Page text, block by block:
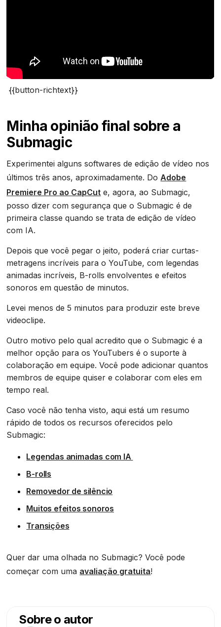
{{button-richtext}}
Minha opinião final sobre a
Submagic
Experimentei alguns softwares de edição de vídeo nos
últimos três anos, aproximadamente. Do Adobe
Premiere Pro ao CapCut e, agora, ao Submagic,
posso dizer com segurança que o Submagic é de
primeira classe quando se trata de edição de vídeo
com IA.
Depois que você pegar o jeito, poderá criar curtas-
metragens incríveis para o YouTube, com legendas
animadas incríveis, B-rolls envolventes e efeitos
sonoros em questão de minutos.
Levei menos de 5 minutos para produzir este breve
videoclipe.
Outro motivo pelo qual acredito que o Submagic é a
melhor opção para os YouTubers é o suporte à
colaboração em equipe. Você pode adicionar quantos
membros de equipe quiser e colaborar com eles em
tempo real.
Caso você não tenha visto, aqui está um resumo
rápido de todos os recursos oferecidos pelo
Submagic:
Legendas animadas com IA
B-rolls
Removedor de silêncio
Muitos efeitos sonoros
Transições‍
Quer dar uma olhada no Submagic? Você pode
começar com uma avaliação gratuita!
Sobre o autor